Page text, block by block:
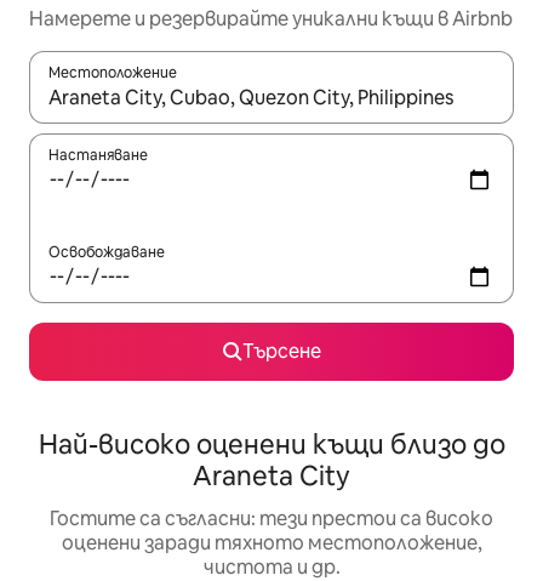
Намерете и резервирайте уникални къщи в Airbnb
Местоположение
Когато резултатите се покажат, използвайте
Настаняване
Освобождаване
Търсене
Най-високо оценени къщи близо до
Araneta City
Гостите са съгласни: тези престои са високо
оценени заради тяхното местоположение,
чистота и др.